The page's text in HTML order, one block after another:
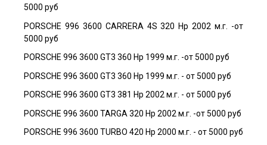
5000 руб
PORSCHE 996 3600 CARRERA 4S 320 Hp 2002 м.г. -от
5000 руб
PORSCHE 996 3600 GT3 360 Hp 1999 м.г. -от 5000 руб
PORSCHE 996 3600 GT3 360 Hp 1999 м.г. - от 5000 руб
PORSCHE 996 3600 GT3 381 Hp 2002 м.г. - от 5000 руб
PORSCHE 996 3600 TARGA 320 Hp 2002 м.г. -от 5000 руб
PORSCHE 996 3600 TURBO 420 Hp 2000 м.г. - от 5000 руб